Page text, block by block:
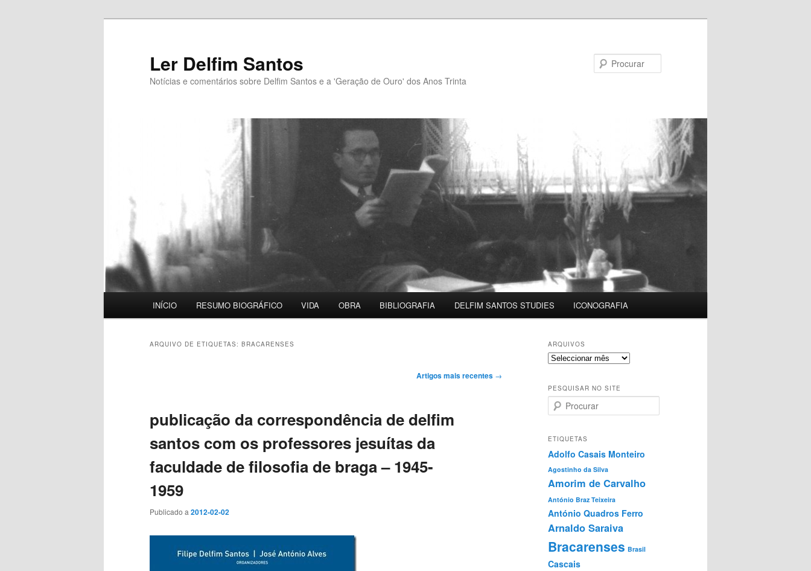
Ler Delfim Santos
Notícias e comentários sobre Delfim Santos e a 'Geração de Ouro' dos Anos Trinta
INÍCIO RESUMO BIOGRÁFICO VIDA OBRA BIBLIOGRAFIA DELFIM SANTOS STUDIES ICONOGRAFIA
ARQUIVO DE ETIQUETAS: BRACARENSES
Artigos mais recentes →
publicação da correspondência de delfim
santos com os professores jesuítas da
faculdade de filosofia de braga – 1945-
1959
Publicado a 2012-02-02
ARQUIVOS
Arquivos
PESQUISAR NO SITE
r
c
r
a
r
ETIQUETAS
Adolfo Casais Monteiro
Agostinho da Silva
Amorim de Carvalho
António Braz Teixeira
António Quadros Ferro
Arnaldo Saraiva
Bracarenses Brasil
Cascais